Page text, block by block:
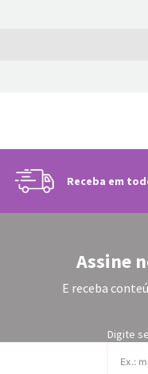
Receba em
Assine
E receba
Digite